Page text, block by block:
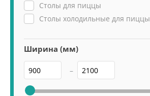
Столы для пиццы
Столы холодильные для пиццы
Ширина (мм)
–